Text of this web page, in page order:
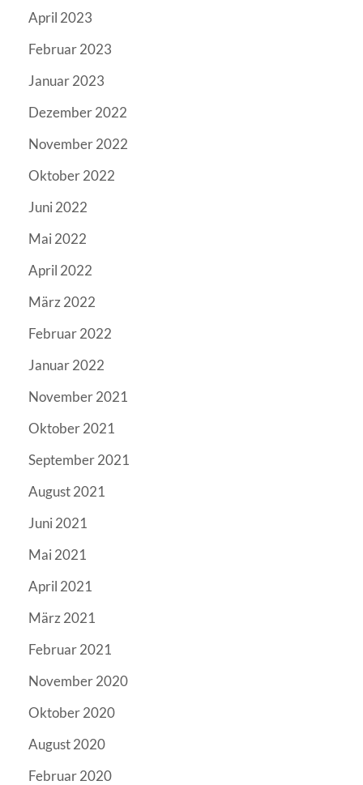
April 2023
Februar 2023
Januar 2023
Dezember 2022
November 2022
Oktober 2022
Juni 2022
Mai 2022
April 2022
März 2022
Februar 2022
Januar 2022
November 2021
Oktober 2021
September 2021
August 2021
Juni 2021
Mai 2021
April 2021
März 2021
Februar 2021
November 2020
Oktober 2020
August 2020
Februar 2020